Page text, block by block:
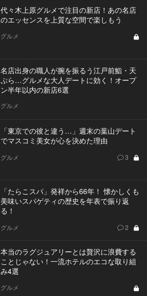
代々木上原グルメで注目の新店！あの名店
のエッセンスを上質な空間で楽しもう
グルメ
名店出身の職人が腕を振るう江戸前鮨・天
ぷら…グルメな大人デートに効く！オープ
ン半年以内の新店6選
グルメ
「東京での彼と違う…」週末の葉山デート
でマスコミ美女が心を決めた理由
グルメ 3
「たらこスパ」発祥から66年！ 懐かしくも
美味いスパゲティの歴史を年表で振り返
る！
グルメ 2
本当のラグジュアリーとは贅沢に浪費する
ことじゃない！一流ホテルのエコな取り組
み4選
グルメ